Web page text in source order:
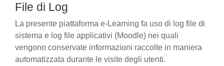
File di Log
La presente piattaforma e-Learning fa uso di log file di
sistema e log file applicativi (Moodle) nei quali
vengono conservate informazioni raccolte in maniera
automatizzata durante le visite degli utenti.